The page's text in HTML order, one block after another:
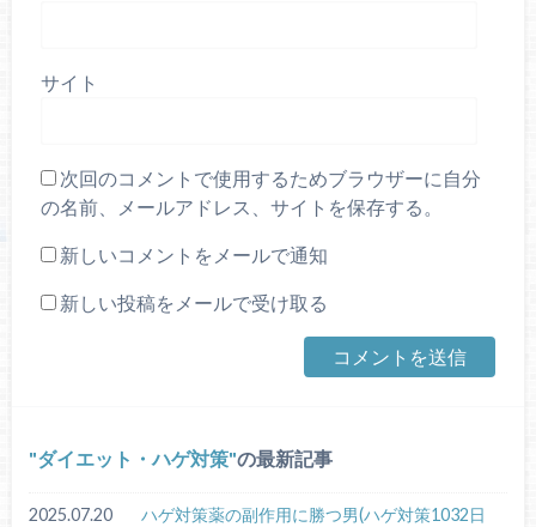
サイト
次回のコメントで使用するためブラウザーに自分
の名前、メールアドレス、サイトを保存する。
新しいコメントをメールで通知
新しい投稿をメールで受け取る
ダイエット・ハゲ対策 の最新記事
2025.07.20 ハゲ対策薬の副作用に勝つ男(ハゲ対策1032日